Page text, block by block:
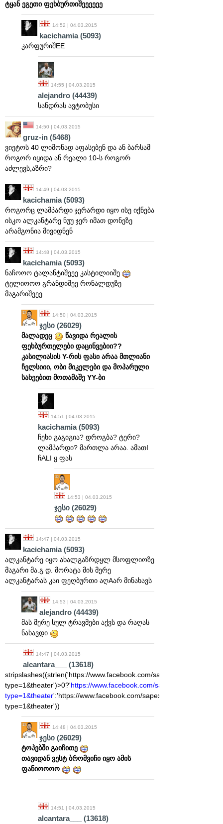
ტყან ეგეთი ფეხბურთიშეეეეეე
14:52 | 04.03.2015
kacichamia(5093)
კარფურიშEE
14:55 | 04.03.2015
alejandro (44439)
სანდრას ავტობუსი
14:50 | 04.03.2015
gruz-in (5468)
ვიეტოს 40 ლიმონად აფასებენ და ან ბარსამ
როგორ იყიდა ან რეალი 10-ს როგორ
აძლევს,აზრი?
14:49 | 04.03.2015
kacichamia(5093)
როგორც ლამპარდი ჯერარდი იყო ისე იქნება
ისკო ალკანტარე ნუუ ჯერ იმათ დონეზე
არამგონია მივიდნენ
14:48 | 04.03.2015
kacichamia(5093)
ნაჩოოო ტალანტიშეეე კასტილიიშე
ტელიოოო გრანდიშეე რონალდუზე
მაგარიშეეე
14:50 | 04.03.2015
ჯესი (26029)
მალადეც
წავიდა რეალის
ფეხბურთელები დაცინვებიი??
კასილიასის Y-რის ფასი არაა მთლიანი
ჩელსიიი, ობი მიკელები და მოპარული
სახეებით მოთამაშე YY-ბი
14:51 | 04.03.2015
kacichamia(5093)
ჩეხი გაგიგია? დროგბა? ტერი?
ლამპარდი? მართლა არაა. ამათI
ჩALI ყ ფას
14:53 | 04.03.2015
ჯესი (26029)
14:47 | 04.03.2015
kacichamia(5093)
ალკანტარე იყო ახალგაზრდყლ მსოფლიოზე
მაგარი მა.გ დ. მორატა მის მერე
ალკანტარას კაი ფეღბურთი აღAარ მინახავს
14:53 | 04.03.2015
alejandro (44439)
მას მერე სულ ტრავმები აქვს და რაღას
ნახავდი
14:47 | 04.03.2015
alcantara___ (13618)
stripslashes((strlen('https://www.facebook.com/sapexburtotrolebi/
type=1&theater')>0?'https://www.facebook.com/sapexburtotrolebi/
type=1&theater':'https://www.facebook.com/sapexburtotrolebi/
type=1&theater'))
14:48 | 04.03.2015
ჯესი (26029)
ტოპებში გაიჩითე
თავიდან ვესტ ბრომვიჩი იყო ამის
ფანიოოოო
14:51 | 04.03.2015
alcantara___ (13618)